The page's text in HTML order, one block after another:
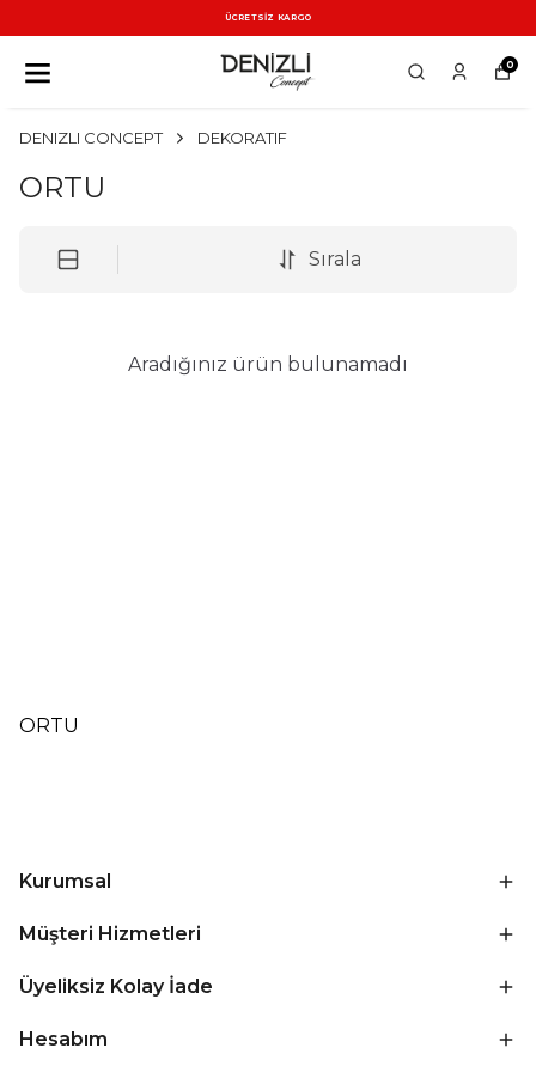
ÜCRETSİZ KARGO
0
DENIZLI CONCEPT DEKORATIF
ORTU
Sırala
Aradığınız ürün bulunamadı
ORTU
Kurumsal
Müşteri Hizmetleri
Üyeliksiz Kolay İade
Hesabım